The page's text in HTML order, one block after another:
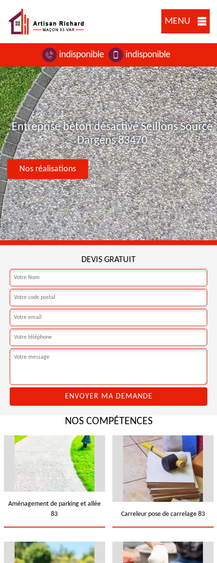
MENU
indisponible indisponible
Entreprise béton désactivé Seillons Source
Dargens 83470
Nos réalisations
DEVIS GRATUIT
NOS COMPÉTENCES
Aménagement de parking et allée
83
Carreleur pose de carrelage 83